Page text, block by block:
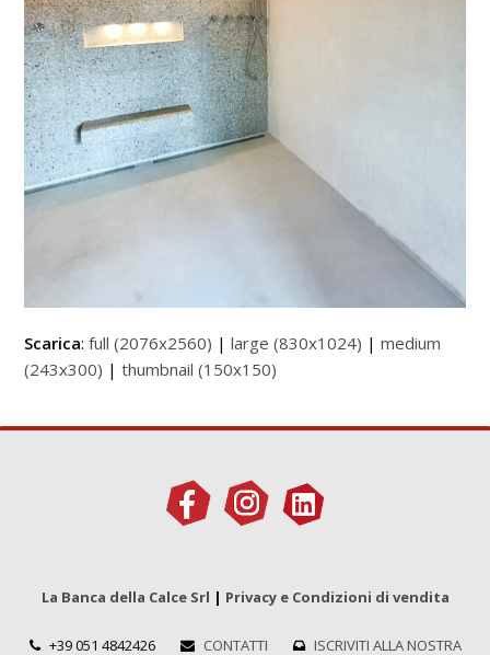
Scarica:full (2076x2560) |large (830x1024) |medium
(243x300) |thumbnail (150x150)
La Banca della Calce Srl | Privacy e Condizioni di vendita
+39 051 4842426 CONTATTI ISCRIVITI ALLA NOSTRA